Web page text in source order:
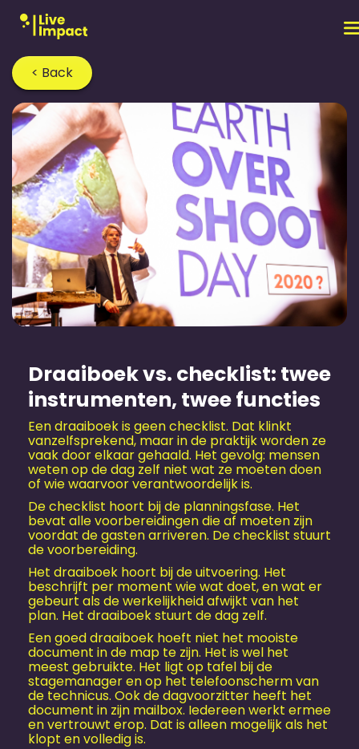
< Back
Home›Blog
Draaiboek vs. checklist: twee
instrumenten, twee functies
Een draaiboek is geen checklist. Dat klinkt
vanzelfsprekend, maar in de praktijk worden ze
vaak door elkaar gehaald. Het gevolg: mensen
weten op de dag zelf niet wat ze moeten doen
of wie waarvoor verantwoordelijk is.
De checklist hoort bij de planningsfase. Het
bevat alle voorbereidingen die af moeten zijn
voordat de gasten arriveren. De checklist stuurt
de voorbereiding.
Het draaiboek hoort bij de uitvoering. Het
beschrijft per moment wie wat doet, en wat er
gebeurt als de werkelijkheid afwijkt van het
plan. Het draaiboek stuurt de dag zelf.
Een goed draaiboek hoeft niet het mooiste
document in de map te zijn. Het is wel het
meest gebruikte. Het ligt op tafel bij de
stagemanager en op het telefoonscherm van
de technicus. Ook de dagvoorzitter heeft het
document in zijn mailbox. Iedereen werkt ermee
en vertrouwt erop. Dat is alleen mogelijk als het
klopt en volledig is.